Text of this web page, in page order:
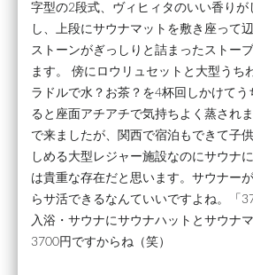
字型の2段式、ヴィヒィタのいい香りが
し、上段にサウナマットを敷き座って
ストーンがぎっしりと詰まったストー
ます。 傍にロウリュセットと大型うち
ラドルで水？お茶？を4杯回しかけてう
ると座面アチアチで気持ちよく蒸され
で来ましたが、関西で宿泊もできて子
しめる大型レジャー施設なのにサウナ
は貴重な存在だと思います。サウナー
らサ活できるなんていいですよね。「
入浴・サウナにサウナハットとサウナ
3700円ですからね（笑）